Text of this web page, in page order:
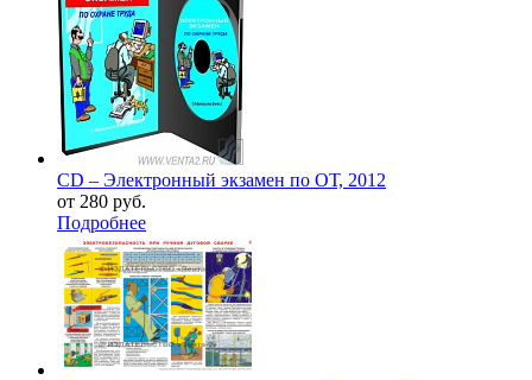
CD – Электронный экзамен по ОТ, 2012
от 280 руб.
Подробнее